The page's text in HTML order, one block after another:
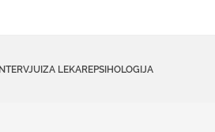
ZA LEKAREPSIHOLOGIJA